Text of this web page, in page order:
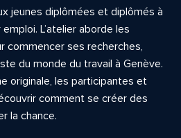
jeunes diplômées et diplômés à
L’atelier aborde les
commencer ses recherches,
du monde du travail à Genève.
originale, les participantes et
comment se créer des
la chance.